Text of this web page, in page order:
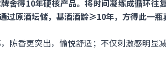
舍得10年硬核产品。将时间凝练成循环往
过原酒坛储，基酒酒龄≥10年，方得此一瓶
陈香更突出，愉悦舒适；不仅刺激感明显